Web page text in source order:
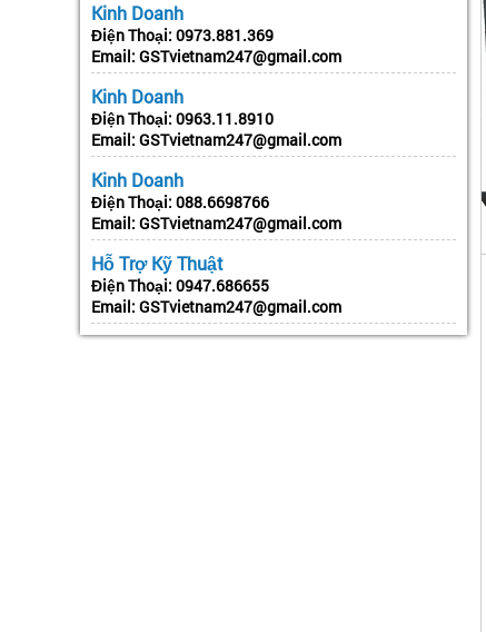
Kinh Doanh
Điện Thoại: 0973.881.369
Email: GSTvietnam247@gmail.com
Kinh Doanh
Điện Thoại: 0963.11.8910
Email: GSTvietnam247@gmail.com
Kinh Doanh
Điện Thoại: 088.6698766
Email: GSTvietnam247@gmail.com
Hỗ Trợ Kỹ Thuật
Điện Thoại: 0947.686655
Email: GSTvietnam247@gmail.com